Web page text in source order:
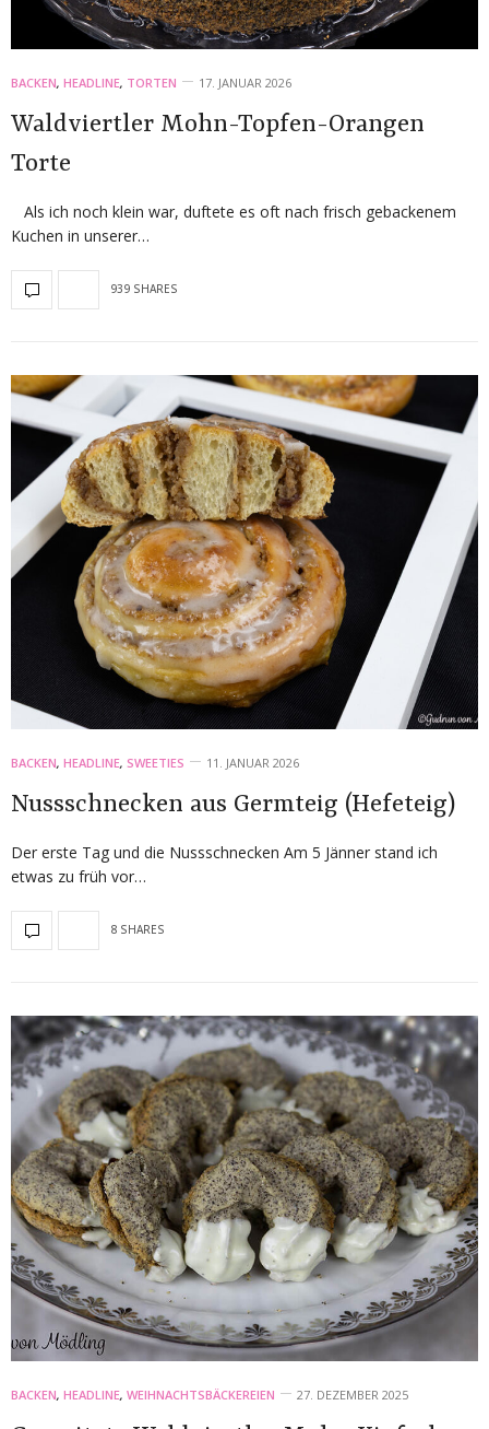
BACKEN, HEADLINE, TORTEN 17. JANUAR 2026
Waldviertler Mohn-Topfen-Orangen
Torte
Als ich noch klein war, duftete es oft nach frisch gebackenem
Kuchen in unserer…
939 SHARES
BACKEN, HEADLINE, SWEETIES 11. JANUAR 2026
Nussschnecken aus Germteig (Hefeteig)
Der erste Tag und die Nussschnecken Am 5 Jänner stand ich
etwas zu früh vor…
8 SHARES
BACKEN, HEADLINE, WEIHNACHTSBÄCKEREIEN 27. DEZEMBER 2025